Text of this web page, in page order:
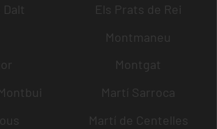
Els Prats de Rei
Montmaneu
Montgat
Martí Sarroca
Martí de Centelles